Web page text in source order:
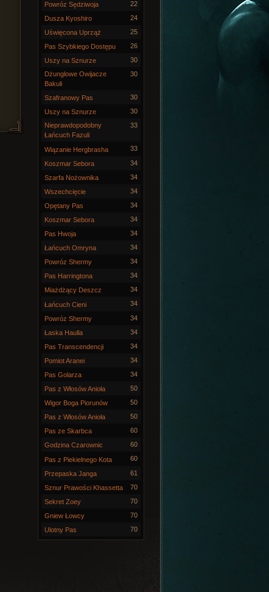
Powróz Sędziwoja 22
Dusza Kyoshiro 24
Uświęcona Uprząż 25
Pas Szybkiego Dostępu 26
Uszy na Sznurze
30
Dżunglowe Owijacze
Bakuli
30
Szafranowy Pas 30
Uszy na Sznurze
30
Nieprawdopodobny
Łańcuch Fazuli
33
Wiązanie Hergbrasha 33
Koszmar Sebora 34
Szarfa Nożownika 34
Wszechcięcie 34
Opętany Pas 34
Koszmar Sebora 34
Pas Hwoja 34
Łańcuch Omryna 34
Powróz Shermy 34
Pas Harringtona 34
Miażdżący Deszcz 34
Łańcuch Cieni 34
Powróz Shermy 34
Łaska Haulla 34
Pas Transcendencji 34
Pomiot Aranei 34
Pas Golarza 34
Pas z Włosów Anioła 50
Wigor Boga Piorunów 50
Pas z Włosów Anioła 50
Pas ze Skarbca 60
Godzina Czarownic 60
Pas z Piekielnego Kota 60
Przepaska Janga 61
Sznur Prawości Khassetta 70
Sekret Zoey 70
Gniew Łowcy 70
Ulotny Pas 70